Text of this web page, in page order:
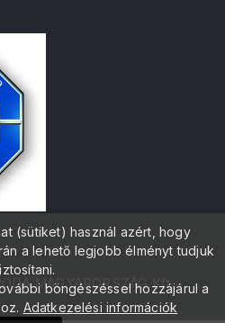
MAGYARORSZÁG Kft.
(sütiket) használ azért, hogy
a lehető legjobb élményt tudjuk
böngészéssel hozzájárul a
Adatkezelési információk